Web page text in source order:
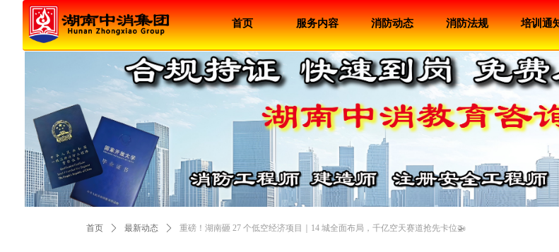
首页 服务内容 消防动态 消防法规 培训通
首页 ꄲ 最新动态 ꄲ 重磅！湖南砸 27 个低空经济项目｜14 城全面布局，千亿空天赛道抢先卡位🚁